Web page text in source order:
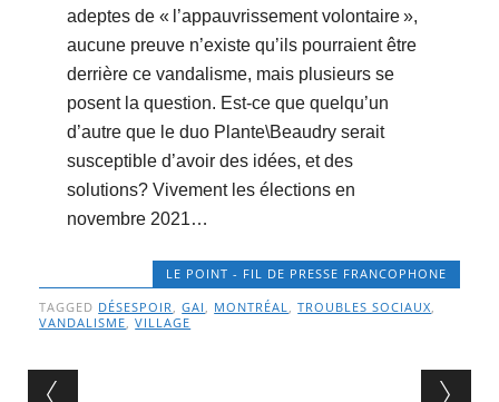
adeptes de « l’appauvrissement volontaire »,
aucune preuve n’existe qu’ils pourraient être
derrière ce vandalisme, mais plusieurs se
posent la question. Est-ce que quelqu’un
d’autre que le duo Plante\Beaudry serait
susceptible d’avoir des idées, et des
solutions? Vivement les élections en
novembre 2021…
LE POINT - FIL DE PRESSE FRANCOPHONE
TAGGED DÉSESPOIR,GAI , MONTRÉAL,TROUBLES SOCIAUX,
VANDALISME,VILLAGE